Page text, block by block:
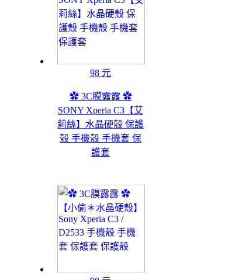
98 元
✿ 3C膜露露 ✿
SONY Xperia C3【艾
莉絲】水晶硬殼 保護
殼 手機殼 手機套 保
護套